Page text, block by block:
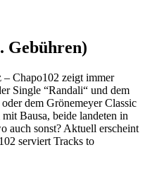
Gebühren)
Chapo102 zeigt immer
Single “Randali“ und dem
dem Grönemeyer Classic
Bausa, beide landeten in
auch sonst? Aktuell erscheint
serviert Tracks to